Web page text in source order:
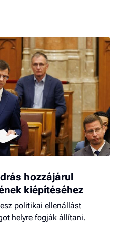
hozzájárul
kiépítéséhez
politikai ellenállást
helyre fogják állítani.